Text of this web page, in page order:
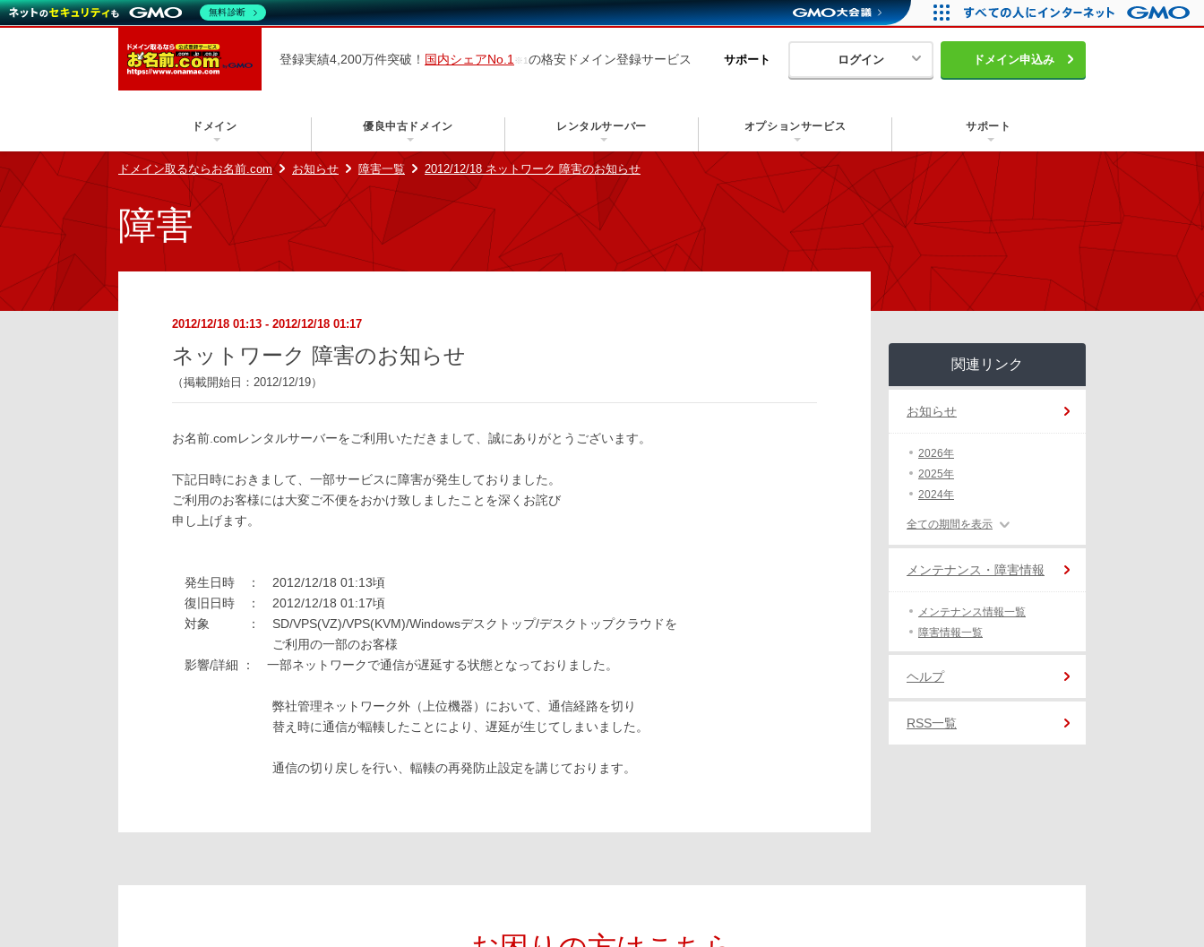
登録実績4,200万件突破！ 国内シェアNo.1 の格安ドメイン登録サービス サポート ログイン ドメイン申込み
ドメイン 優良中古ドメイン レンタルサーバー オプションサービス サポート
ドメイン取るならお名前.com お知らせ 障害一覧 2012/12/18 ネットワーク 障害のお知らせ
障害
2012/12/18 01:13 - 2012/12/18 01:17
ネットワーク 障害のお知らせ
（掲載開始日：2012/12/19）
お名前.comレンタルサーバーをご利用いただきまして、誠にありがとうございます。
下記日時におきまして、一部サービスに障害が発生しておりました。
ご利用のお客様には大変ご不便をおかけ致しましたことを深くお詫び
申し上げます。
発生日時 ： 2012/12/18 01:13頃
復旧日時 ： 2012/12/18 01:17頃
対象 ： SD/VPS(VZ)/VPS(KVM)/Windowsデスクトップ/デスクトップクラウドを
ご利用の一部のお客様
影響/詳細 ： 一部ネットワークで通信が遅延する状態となっておりました。
弊社管理ネットワーク外（上位機器）において、通信経路を切り
替え時に通信が輻輳したことにより、遅延が生じてしまいました。
通信の切り戻しを行い、輻輳の再発防止設定を講じております。
関連リンク
お知らせ
2026年
2025年
2024年
全ての期間を表示
メンテナンス・障害情報
メンテナンス情報一覧
障害情報一覧
ヘルプ
RSS一覧
無料診断